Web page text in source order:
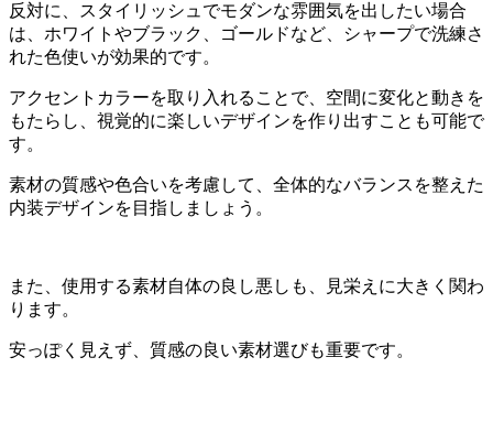
反対に、スタイリッシュでモダンな雰囲気を出したい場合
は、ホワイトやブラック、ゴールドなど、シャープで洗練さ
れた色使いが効果的です。
アクセントカラーを取り入れることで、空間に変化と動きを
もたらし、視覚的に楽しいデザインを作り出すことも可能で
す。
素材の質感や色合いを考慮して、全体的なバランスを整えた
内装デザインを目指しましょう。
また、使用する素材自体の良し悪しも、見栄えに大きく関わ
ります。
安っぽく見えず、質感の良い素材選びも重要です。